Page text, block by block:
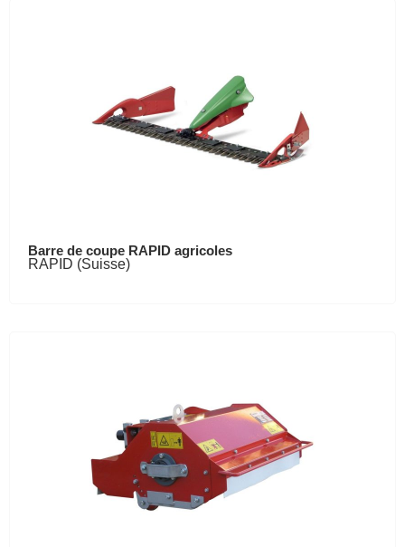
Barre de coupe RAPID agricoles
RAPID (Suisse)